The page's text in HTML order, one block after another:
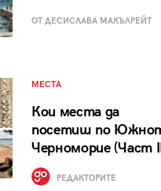
ОТ ДЕСИСЛАВА МАКЪЛРЕЙТ
МЕСТА
Кои места да
посетиш по
Черноморие (Част
РЕДАКТОРИТЕ